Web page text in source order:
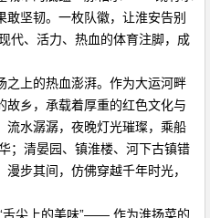
坚韧。一枚队徽，让淮安告别
代、活力、热血的体育注脚，成
之上的热血澎湃。作为大运河畔
故乡，承载着厚重的红色文化与
流水潺潺，夜晚灯光璀璨，乘船
；清晏园、镇淮楼、河下古镇错
步其间，仿佛穿越千年时光，
舌尖上的美味”—— 作为淮扬菜的